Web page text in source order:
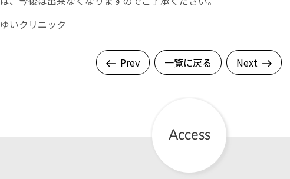
ゆいクリニック
Prev 一覧に戻る Next
その他の診療内容
遠方にお住まいで当院での出産を希望される方へ
医師プロフィール